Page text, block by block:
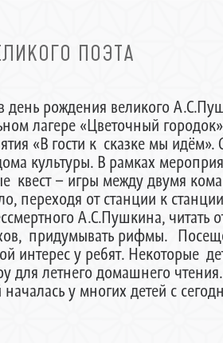
ПОЭТА
день рождения великого
лагере «Цветочный
«В гости к сказке мы
культуры. В рамках
квест – игры между двумя
переходя от станции к
А.С.Пушкина, читать
придумывать рифмы.
интерес у ребят. Некоторые
для летнего домашнего
у многих детей с